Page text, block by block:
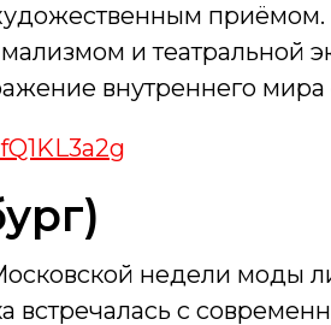
художественным
и театральной
внутреннего
недели моды
встречалась с